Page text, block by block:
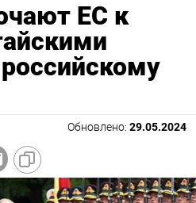
ЕС к
Обновлено: 29.05.2024